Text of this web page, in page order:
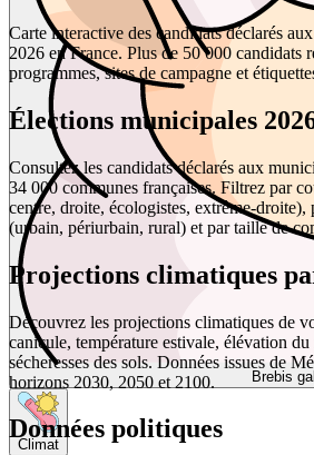
Brebis
Climat
Carte interactive des candidats déclarés
2026 en France. Plus de 50 000 candidats
programmes, sites de campagne et
Élections municipales
Consultez les candidats déclarés aux
34 000 communes françaises. Filtrez par
centre, droite, écologistes, extrême-
(urbain, périurbain, rural) et par taille de
Projections climatiques
Découvrez les projections climatiques de
canicule, température estivale, élévation
sécheresses des sols. Données issues de
horizons 2030, 2050 et 2100.
Données politiques